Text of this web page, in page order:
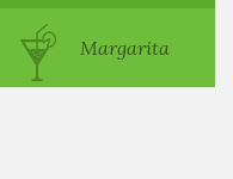
Margarita